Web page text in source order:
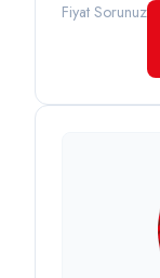
Fiyat Sorunuz